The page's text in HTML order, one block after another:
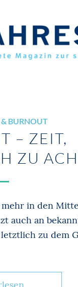
& BURNOUT
– ZEIT,
ZU
mehr in den
auch an
zu dem